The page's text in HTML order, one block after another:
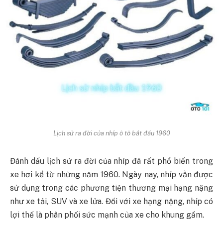
Lịch sử ra đời của nhíp ô tô bắt đầu 1960
Đánh dấu lịch sử ra đời của nhíp đã rất phổ biến trong
xe hơi kể từ những năm 1960. Ngày nay, nhíp vẫn được
sử dụng trong các phương tiện thương mại hạng nặng
như xe tải, SUV và xe lửa. Đối với xe hạng nặng, nhíp có
lợi thế là phân phối sức mạnh của xe cho khung gầm.